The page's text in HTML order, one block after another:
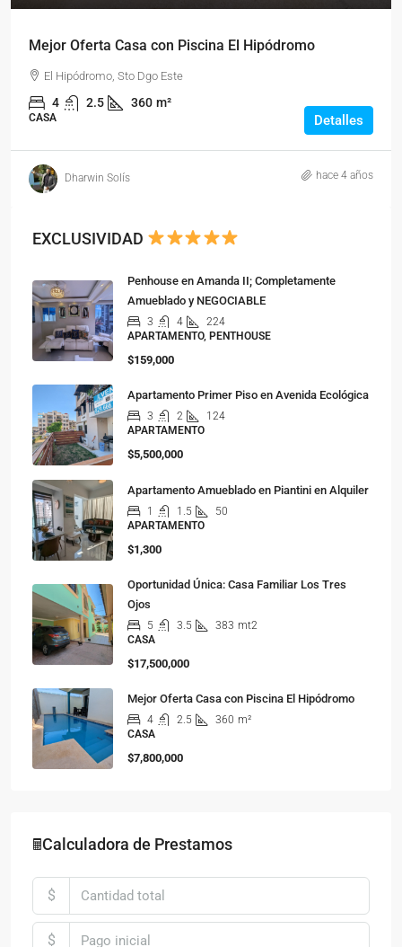
Mejor Oferta Casa con Piscina El Hipódromo
El Hipódromo, Sto Dgo Este
4 2.5 360 m²
CASA Detalles
Dharwin Solís hace 4 años
EXCLUSIVIDAD
Penhouse en Amanda II; Completamente
Amueblado y NEGOCIABLE
3 4
224
APARTAMENTO, PENTHOUSE
$159,000
Apartamento Primer Piso en Avenida Ecológica
3 2
124
APARTAMENTO
$5,500,000
Apartamento Amueblado en Piantini en Alquiler
1 1.5
50
APARTAMENTO
$1,300
Oportunidad Única: Casa Familiar Los Tres
Ojos
5 3.5 383 mt2
CASA
$17,500,000
Mejor Oferta Casa con Piscina El Hipódromo
4 2.5 360 m²
CASA
$7,800,000
🖩Calculadora de Prestamos
$
$